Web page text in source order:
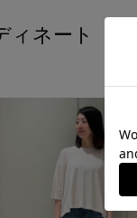
ィネート